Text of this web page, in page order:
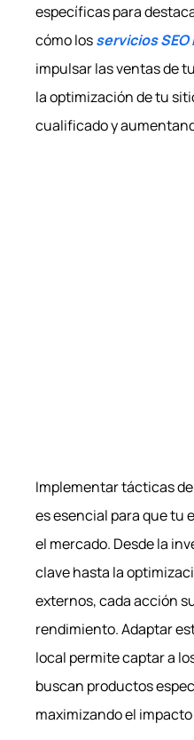
específicas para
cómo losservicios SEO
impulsar las ventas de
la optimización de tu
cualificado y
Implementar tácticas de
es esencial para que tu
el mercado. Desde la
clave hasta la
externos, cada acción
rendimiento. Adaptar
local permite captar a
buscan productos
maximizando el